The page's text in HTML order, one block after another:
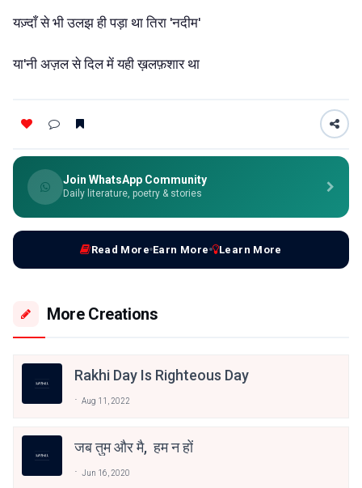
यज़्दाँसेभीउलझहीपड़ा थातिरा 'नदीम'
या'नी अज़लसेदिलमेंयहीख़लफ़शारथा
Join WhatsApp Community
Daily literature, poetry & stories
Read More Earn More Learn More
More Creations
Rakhi Day Is Righteous Day
Aug 11, 2022
जब तुम और मै, हम न हों
Jun 16, 2020